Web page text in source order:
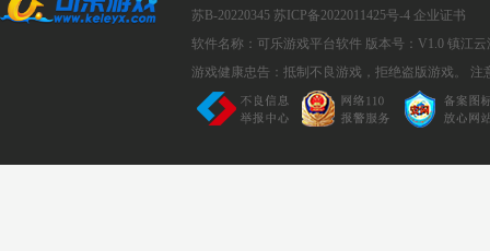
苏B-20220345 苏ICP备2022011425号-4 企业证书
软件名称：可乐游戏平台软件 版本号：V1.0 镇江云
游戏健康忠告：抵制不良游戏，拒绝盗版游戏。